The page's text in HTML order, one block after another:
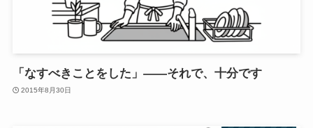
「なすべきことをした」——それで、十分です
2015年8月30日